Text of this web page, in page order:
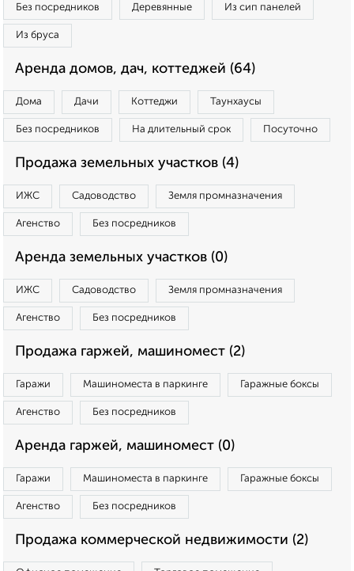
Без посредников Деревянные Из сип панелей
Из бруса
Аренда домов, дач, коттеджей (64)
Дома Дачи Коттеджи Таунхаусы
Без посредников На длительный срок Посуточно
Продажа земельных участков (4)
ИЖС Садоводство Земля промназначения
Агенство Без посредников
Аренда земельных участков (0)
ИЖС Садоводство Земля промназначения
Агенство Без посредников
Продажа гаржей, машиномест (2)
Гаражи Машиноместа в паркинге Гаражные боксы
Агенство Без посредников
Аренда гаржей, машиномест (0)
Гаражи Машиноместа в паркинге Гаражные боксы
Агенство Без посредников
Продажа коммерческой недвижимости (2)